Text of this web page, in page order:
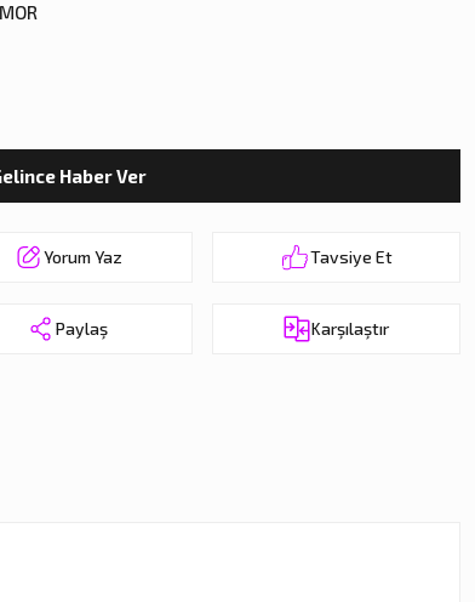
Haber Ver
Yorum Yaz Tavsiye Et
Paylaş Karşılaştır